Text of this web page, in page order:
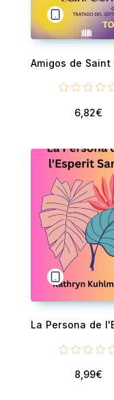
6,82€
8,99€